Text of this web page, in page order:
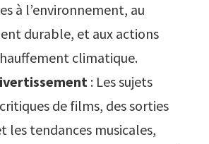
à l’environnement, au
durable, et aux actions
climatique.
: Les sujets
de films, des sorties
les tendances musicales,